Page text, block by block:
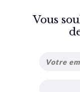
Vous